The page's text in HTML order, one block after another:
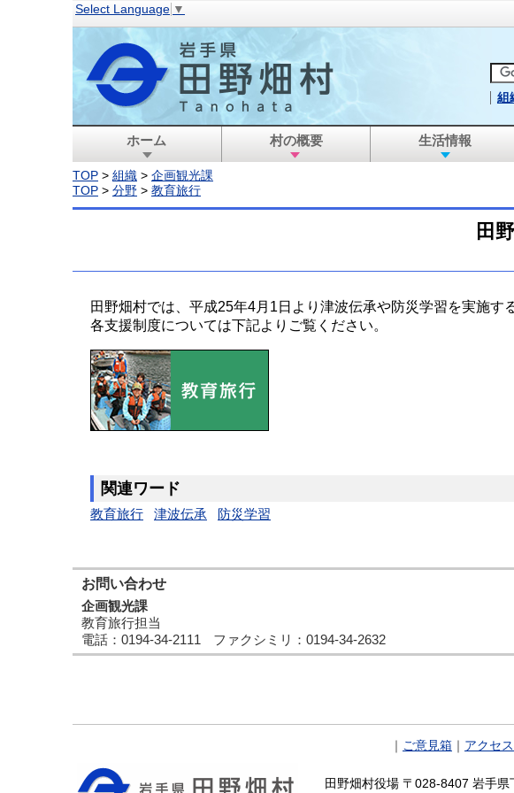
Select Language ▼
組
ホーム 村の概要 生活情報
TOP > 組織 > 企画観光課
TOP > 分野 > 教育旅行
田
田野畑村では、平成25年4月1日より津波伝承や防災学習を実施す
各支援制度については下記よりご覧ください。
関連ワード
教育旅行 津波伝承 防災学習
お問い合わせ
企画観光課
教育旅行担当
電話 ：0194-34-2111 ファクシミリ ：0194-34-2632
ご意見箱 アクセス
田野畑村役場 〒028-8407 岩手